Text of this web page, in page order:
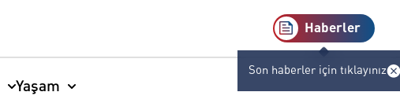
Haberler
Son haberler için tıklayınız
Yaşam